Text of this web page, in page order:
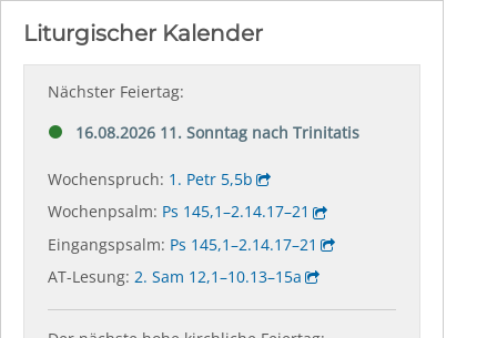
Liturgischer Kalender
Nächster Feiertag:
16.08.2026 11. Sonntag nach Trinitatis
Wochenspruch: 1. Petr 5,5b
Wochenpsalm: Ps 145,1–2.14.17–21
Eingangspsalm: Ps 145,1–2.14.17–21
AT-Lesung:2. Sam 12,1–10.13–15a